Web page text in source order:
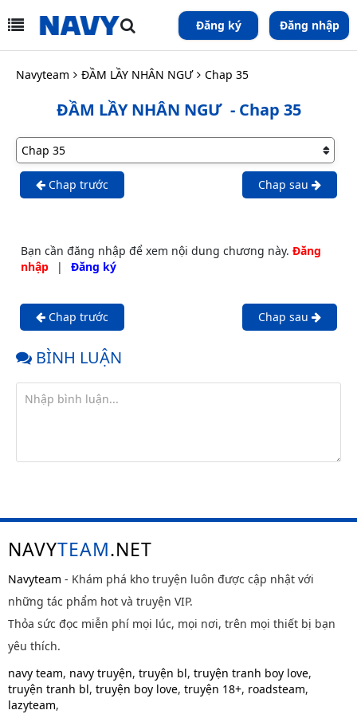
Đăng ký Đăng nhập
Navyteam ĐẦM LẦY NHÂN NGƯ Chap 35
ĐẦM LẦY NHÂN NGƯ - Chap 35
Chap trước Chap sau
Bạn cần đăng nhập để xem nội dung chương này. Đăng
nhập
| Đăng ký
Chap trước Chap sau
BÌNH LUẬN
NAVYTEAM.NET
Navyteam - Khám phá kho truyện luôn được cập nhật với
những tác phẩm hot và truyện VIP.
Thỏa sức đọc miễn phí mọi lúc, mọi nơi, trên mọi thiết bị bạn
yêu thích.
navy team, navy truyện, truyện bl, truyện tranh boy love,
truyện tranh bl, truyện boy love, truyện 18+, roadsteam,
lazyteam,